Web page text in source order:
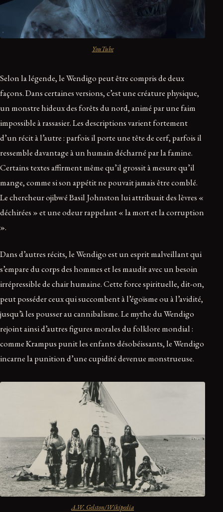
YouTube
Selon la légende, le Wendigo peut être compris de deux
façons. Dans certaines versions, c’est une créature physique,
un monstre hideux des forêts du nord, animé par une faim
impossible à rassasier. Les descriptions varient fortement
d’un récit à l’autre : parfois il porte une tête de cerf, parfois il
ressemble davantage à un humain décharné par la famine.
Certains textes affirment même qu’il grossit à mesure qu’il
mange, comme si son appétit ne pouvait jamais être comblé.
Le chercheur ojibwé Basil Johnston lui attribuait des lèvres «
déchirées » et une odeur rappelant « la mort et la corruption
».
Dans d’autres récits, le Wendigo est un esprit malveillant qui
s’empare du corps des hommes et les maudit avec un besoin
irrépressible de chair humaine. Cette force spirituelle, dit-on,
peut posséder ceux qui succombent à l’égoïsme ou à l’avidité,
jusqu’à les pousser au cannibalisme. Le mythe du Wendigo
rejoint ainsi d’autres figures morales du folklore mondial :
comme Krampus punit les enfants désobéissants, le Wendigo
incarne la punition d’une cupidité devenue monstrueuse.
A.W. Gelston/Wikipedia